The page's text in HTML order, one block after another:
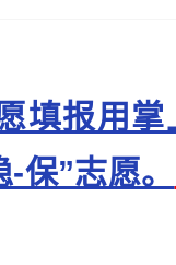
填报用
保”志愿。